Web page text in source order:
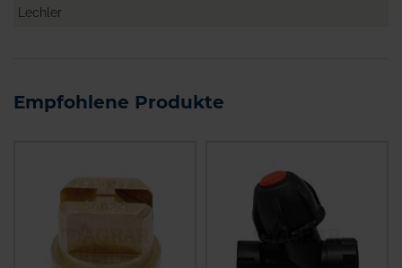
Lechler
Empfohlene Produkte